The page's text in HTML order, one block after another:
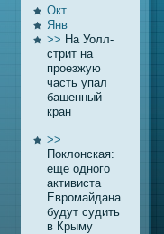
Окт
Янв
>> На Уолл-
стрит нa
проезжую
часть упaл
башенный
кран
>>
Поклонская:
еще одного
активиста
Евромайдана
будут судить
в Крыму